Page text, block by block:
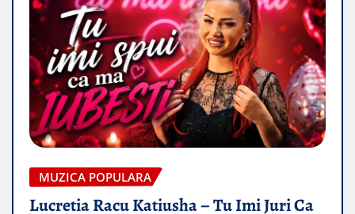
MUZICA POPULARA
Lucretia Racu Katiusha – Tu Imi Juri Ca